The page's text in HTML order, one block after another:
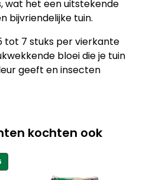
wat het een uitstekende
bijvriendelijke tuin.
tot 7 stuks per vierkante
bloei die je tuin
geeft en insecten
kochten ook
PRODUCT
IN